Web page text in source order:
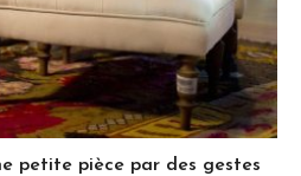
petite pièce par des gestes